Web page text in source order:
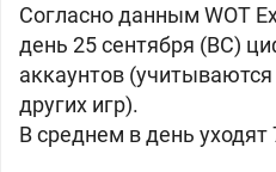
Согласно данным WOT
день 25 сентября (ВС)
аккаунтов (учитываются
других игр).
В среднем в день уходят